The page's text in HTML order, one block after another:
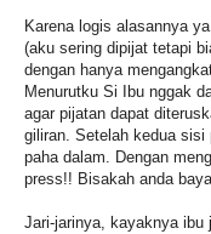
Karena logis alasannya
(aku sering dipijat tetapi
dengan hanya
Menurutku Si Ibu nggak
agar pijatan dapat
giliran. Setelah kedua sisi
paha dalam. Dengan
press!! Bisakah anda
Jari-jarinya, kayaknya ibu